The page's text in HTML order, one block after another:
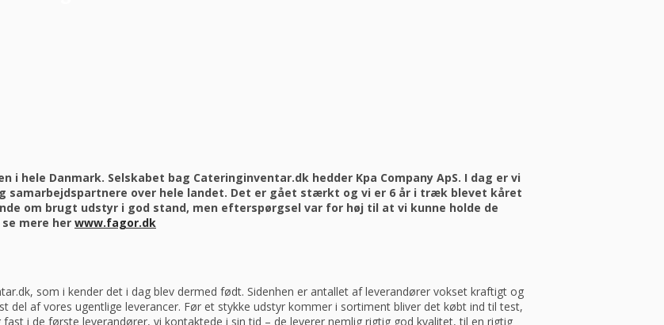
hele Danmark. Selskabet bag Cateringinventar.dk hedder Kpa Company ApS. I dag er vi
over hele landet. Det er gået stærkt og vi er 6 år i træk blevet kåret
om brugt udstyr i god stand, men efterspørgsel var for høj til at vi kunne holde de
mere her www.fagor.dk
som i kender det i dag blev dermed født. Sidenhen er antallet af leverandører vokset kraftigt og
del af vores ugentlige leverancer. Før et stykke udstyr kommer i sortiment bliver det købt ind til test,
i de første leverandører, vi kontaktede i sin tid – de leverer nemlig rigtig god kvalitet, til en rigtig